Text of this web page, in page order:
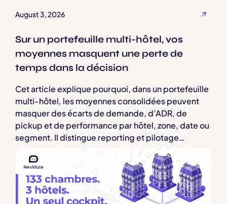
August 3, 2026
Sur un portefeuille multi-hôtel, vos
moyennes masquent une perte de
temps dans la décision
Cet article explique pourquoi, dans un portefeuille
multi-hôtel, les moyennes consolidées peuvent
masquer des écarts de demande, d’ADR, de
pickup et de performance par hôtel, zone, date ou
segment. Il distingue reporting et pilotage
délai entre une question de revenue management
et l’accès à une donnée fiable issue notamment du
PMS. Le texte définit les critères d’un cockpit
multi-hôtel utile : centralisation des analyses,